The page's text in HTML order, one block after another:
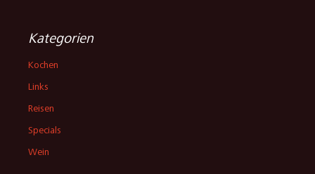
Kategorien
Kochen
Links
Reisen
Specials
Wein